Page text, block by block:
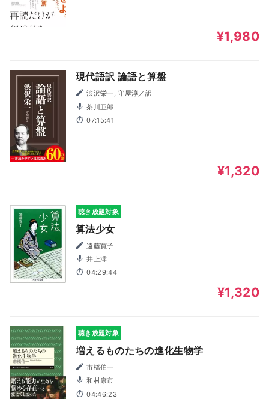
¥1,980
現代語訳 論語と算盤
渋沢栄一, 守屋淳／訳
茶川亜郎
07:15:41
¥1,320
聴き放題対象
算法少女
遠藤寛子
井上澪
04:29:44
¥1,320
聴き放題対象
増えるものたちの進化生物学
市橋伯一
和村康市
04:46:23